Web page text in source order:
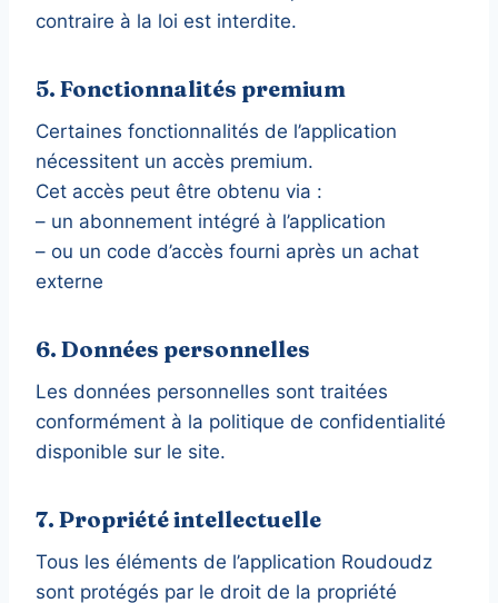
contraire à la loi est interdite.
5. Fonctionnalités premium
Certaines fonctionnalités de l’application
nécessitent un accès premium.
Cet accès peut être obtenu via :
– un abonnement intégré à l’application
– ou un code d’accès fourni après un achat
externe
6. Données personnelles
Les données personnelles sont traitées
conformément à la politique de confidentialité
disponible sur le site.
7. Propriété intellectuelle
Tous les éléments de l’application Roudoudz
sont protégés par le droit de la propriété